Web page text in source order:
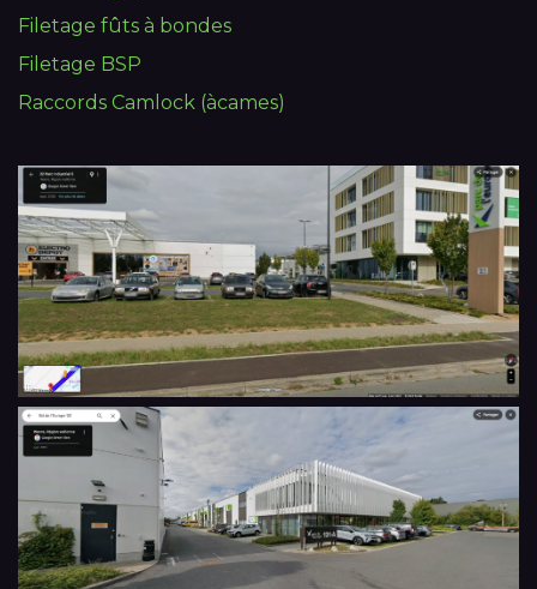
Filetage fûts à bondes
Filetage BSP
Raccords Camlock (àcames)